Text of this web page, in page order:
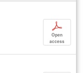
p
Open
access